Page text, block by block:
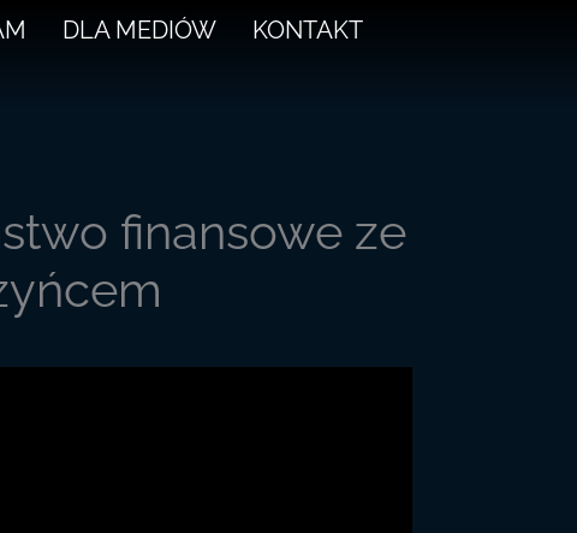
DLA MEDIÓW
KONTAKT
finansowe ze